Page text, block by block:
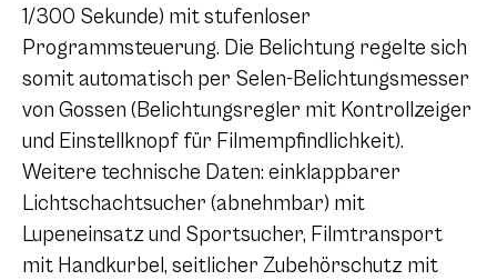
1/300 Sekunde) mit stufenloser
Programmsteuerung. Die Belichtung regelte sich
somit automatisch per Selen-Belichtungsmesser
von Gossen (Belichtungsregler mit Kontrollzeiger
und Einstellknopf für Filmempfindlichkeit).
Weitere technische Daten: einklappbarer
Lichtschachtsucher (abnehmbar) mit
Lupeneinsatz und Sportsucher, Filmtransport
mit Handkurbel, seitlicher Zubehörschutz mit